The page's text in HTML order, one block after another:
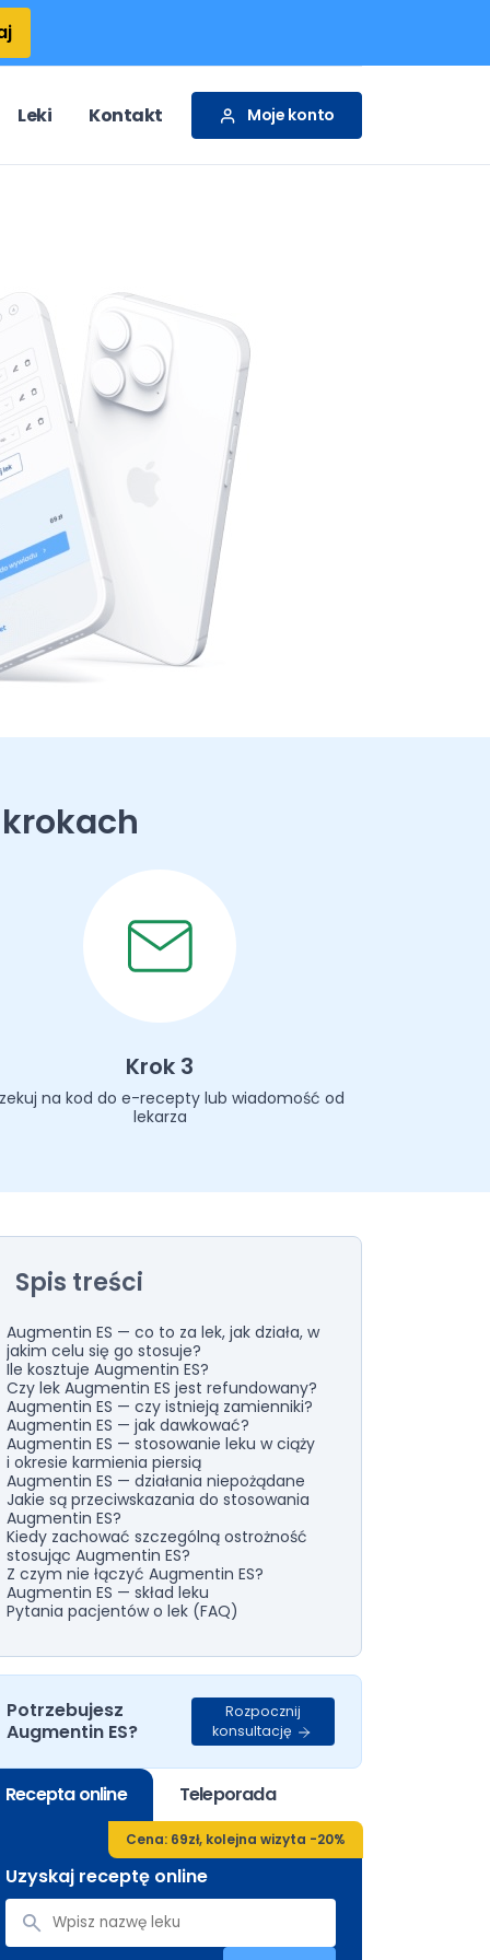
Leki Kontakt Moje konto
Krok 3
na kod do e-recepty lub wiadomość od
lekarza
Spis treści
Augmentin ES — co to za lek, jak działa, w
jakim celu się go stosuje?
Ile kosztuje Augmentin ES?
Czy lek Augmentin ES jest refundowany?
Augmentin ES — czy istnieją zamienniki?
Augmentin ES — jak dawkować?
Augmentin ES — stosowanie leku w ciąży
i okresie karmienia piersią
Augmentin ES — działania niepożądane
Jakie są przeciwskazania do stosowania
Augmentin ES?
Kiedy zachować szczególną ostrożność
stosując Augmentin ES?
Z czym nie łączyć Augmentin ES?
Augmentin ES — skład leku
Pytania pacjentów o lek (FAQ)
Potrzebujesz
Augmentin ES?
Rozpocznij
konsultację
Recepta online Teleporada
Cena: 69zł, kolejna wizyta -20%
Uzyskaj receptę online